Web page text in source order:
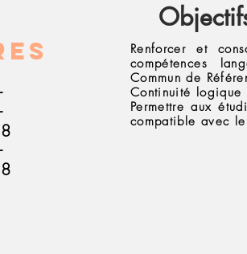
-
-
-
Renforcer et
compétences
Commun de
Continuité logique
Permettre aux
compatible avec